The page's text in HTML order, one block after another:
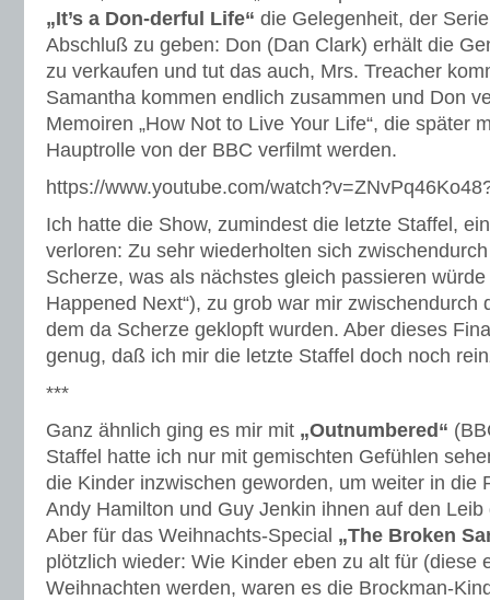
„It’s a Don-derful Life“ die Gelegenheit, der
Abschluß zu geben: Don (Dan Clark) erhält die
zu verkaufen und tut das auch, Mrs. Treacher
Samantha kommen endlich zusammen und Don
Memoiren „How Not to Live Your Life“, die später
Hauptrolle von der BBC verfilmt werden.
https://www.youtube.com/
Ich hatte die Show, zumindest die letzte Staffel,
verloren: Zu sehr wiederholten sich
Scherze, was als nächstes gleich passieren würde
Happened Next“), zu grob war mir zwischendurch
dem da Scherze geklopft wurden. Aber dieses
genug, daß ich mir die letzte Staffel doch noch
***
Ganz ähnlich ging es mir mit „Outnumbered“
Staffel hatte ich nur mit gemischten Gefühlen
die Kinder inzwischen geworden, um weiter in die
Andy Hamilton und Guy Jenkin ihnen auf den
Aber für das Weihnachts-Special „The Broken
plötzlich wieder: Wie Kinder eben zu alt für (diese
Weihnachten werden, waren es die Brockman-